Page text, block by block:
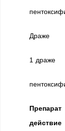
Драже
1 драже
действие